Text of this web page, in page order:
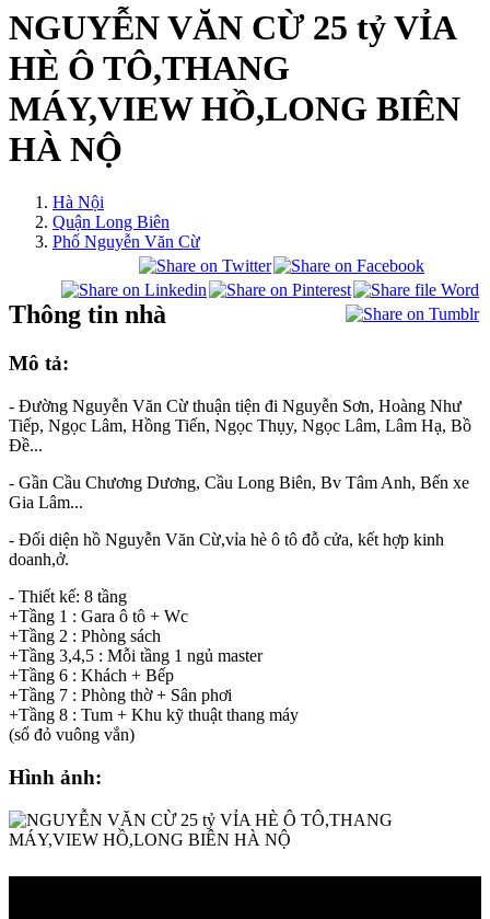
NGUYỄN VĂN CỪ 25 tỷ VỈA
HÈ Ô TÔ,THANG
MÁY,VIEW HỒ,LONG BIÊN
HÀ NỘ
Hà Nội
Quận Long Biên
Phố Nguyễn Văn Cừ
Thông tin nhà
Mô tả:
- Đường Nguyễn Văn Cừ thuận tiện đi Nguyễn Sơn, Hoàng Như
Tiếp, Ngọc Lâm, Hồng Tiến, Ngọc Thụy, Ngọc Lâm, Lâm Hạ, Bồ
Đề...
- Gần Cầu Chương Dương, Cầu Long Biên, Bv Tâm Anh, Bến xe
Gia Lâm...
- Đối diện hồ Nguyễn Văn Cừ,vỉa hè ô tô đỗ cửa, kết hợp kinh
doanh,ở.
- Thiết kế: 8 tầng
+Tầng 1 : Gara ô tô + Wc
+Tầng 2 : Phòng sách
+Tầng 3,4,5 : Mỗi tầng 1 ngủ master
+Tầng 6 : Khách + Bếp
+Tầng 7 : Phòng thờ + Sân phơi
+Tầng 8 : Tum + Khu kỹ thuật thang máy
(sổ đỏ vuông vắn)
Hình ảnh: